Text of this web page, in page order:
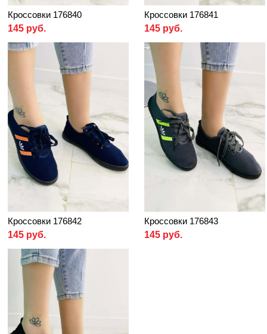
Кроссовки 176840
145 руб.
Кроссовки 176841
145 руб.
Кроссовки 176842
145 руб.
Кроссовки 176843
145 руб.